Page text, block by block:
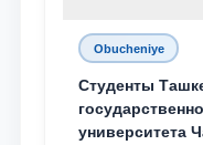
Obucheniye
Студенты
университета